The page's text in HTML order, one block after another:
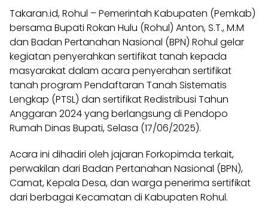
Takaran.id, Rohul – Pemerintah Kabupaten (Pemkab)
bersama Bupati Rokan Hulu (Rohul) Anton, S.T., M.M
dan Badan Pertanahan Nasional (BPN) Rohul gelar
kegiatan penyerahkan sertifikat tanah kepada
masyarakat dalam acara penyerahan sertifikat
tanah program Pendaftaran Tanah Sistematis
Lengkap (PTSL) dan sertifikat Redistribusi Tahun
Anggaran 2024 yang berlangsung di Pendopo
Rumah Dinas Bupati, Selasa (17/06/2025).
Acara ini dihadiri oleh jajaran Forkopimda terkait,
perwakilan dari Badan Pertanahan Nasional (BPN),
Camat, Kepala Desa, dan warga penerima sertifikat
dari berbagai Kecamatan di Kabupaten Rohul.